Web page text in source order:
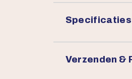
Specificaties
Verzenden &